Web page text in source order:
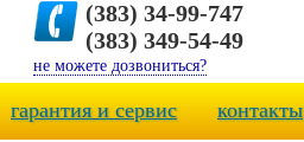
(383) 34-99-747
(383) 349-54-49
не можете дозвониться?
гарантия и сервис контакты